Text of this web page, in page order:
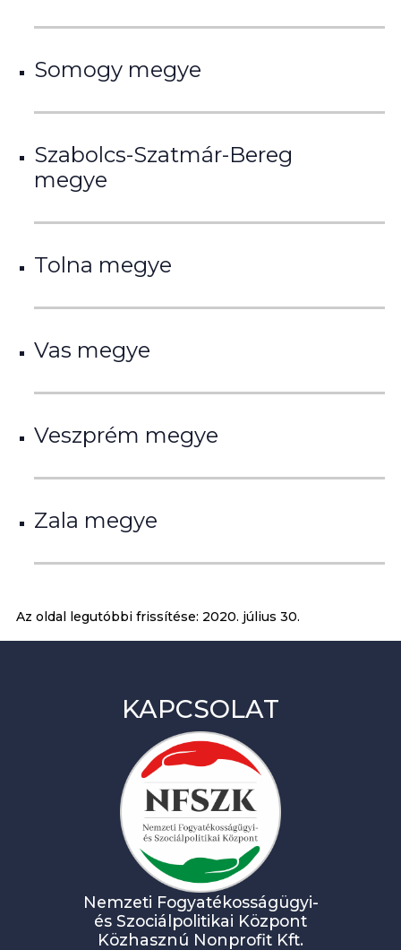
Somogy megye
Szabolcs-Szatmár-Bereg
megye
Tolna megye
Vas megye
Veszprém megye
Zala megye
Az oldal legutóbbi frissítése: 2020. július 30.
KAPCSOLAT
Nemzeti Fogyatékosságügyi-
és Szociálpolitikai Központ
Közhasznú Nonprofit Kft.